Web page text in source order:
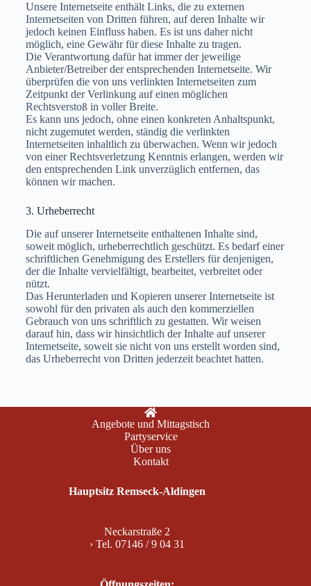
Unsere Internetseite enthält Links, die zu externen
Internetseiten von Dritten führen, auf deren Inhalte wir
jedoch keinen Einfluss haben. Es ist uns daher nicht
möglich, eine Gewähr für diese Inhalte zu tragen.
Die Verantwortung dafür hat immer der jeweilige
Anbieter/Betreiber der entsprechenden Internetseite. Wir
überprüfen die von uns verlinkten Internetseiten zum
Zeitpunkt der Verlinkung auf einen möglichen
Rechtsverstoß in voller Breite.
Es kann uns jedoch, ohne einen konkreten Anhaltspunkt,
nicht zugemutet werden, ständig die verlinkten
Internetseiten inhaltlich zu überwachen. Wenn wir jedoch
von einer Rechtsverletzung Kenntnis erlangen, werden wir
den entsprechenden Link unverzüglich entfernen, das
können wir machen.
3. Urheberrecht
Die auf unserer Internetseite enthaltenen Inhalte sind,
soweit möglich, urheberrechtlich geschützt. Es bedarf einer
schriftlichen Genehmigung des Erstellers für denjenigen,
der die Inhalte vervielfältigt, bearbeitet, verbreitet oder
nützt.
Das Herunterladen und Kopieren unserer Internetseite ist
sowohl für den privaten als auch den kommerziellen
Gebrauch von uns schriftlich zu gestatten. Wir weisen
darauf hin, dass wir hinsichtlich der Inhalte auf unserer
Internetseite, soweit sie nicht von uns erstellt worden sind,
das Urheberrecht von Dritten jederzeit beachtet hatten.
Angebote und Mittagstisch
Partyservice
Über uns
Kontakt
Hauptsitz Remseck-Aldingen
Neckarstraße 2
› Tel. 07146 / 9 04 31